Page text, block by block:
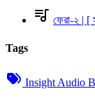
ফেরা-২ | [
Tags
Insight Audio